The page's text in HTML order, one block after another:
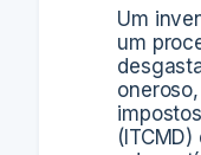
Um
um